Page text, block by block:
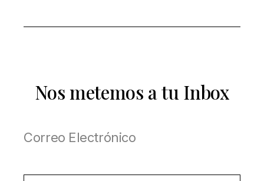
Nos metemos a tu Inbox